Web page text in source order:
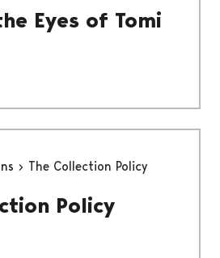
Eyes of Tomi
The Collection Policy
Policy